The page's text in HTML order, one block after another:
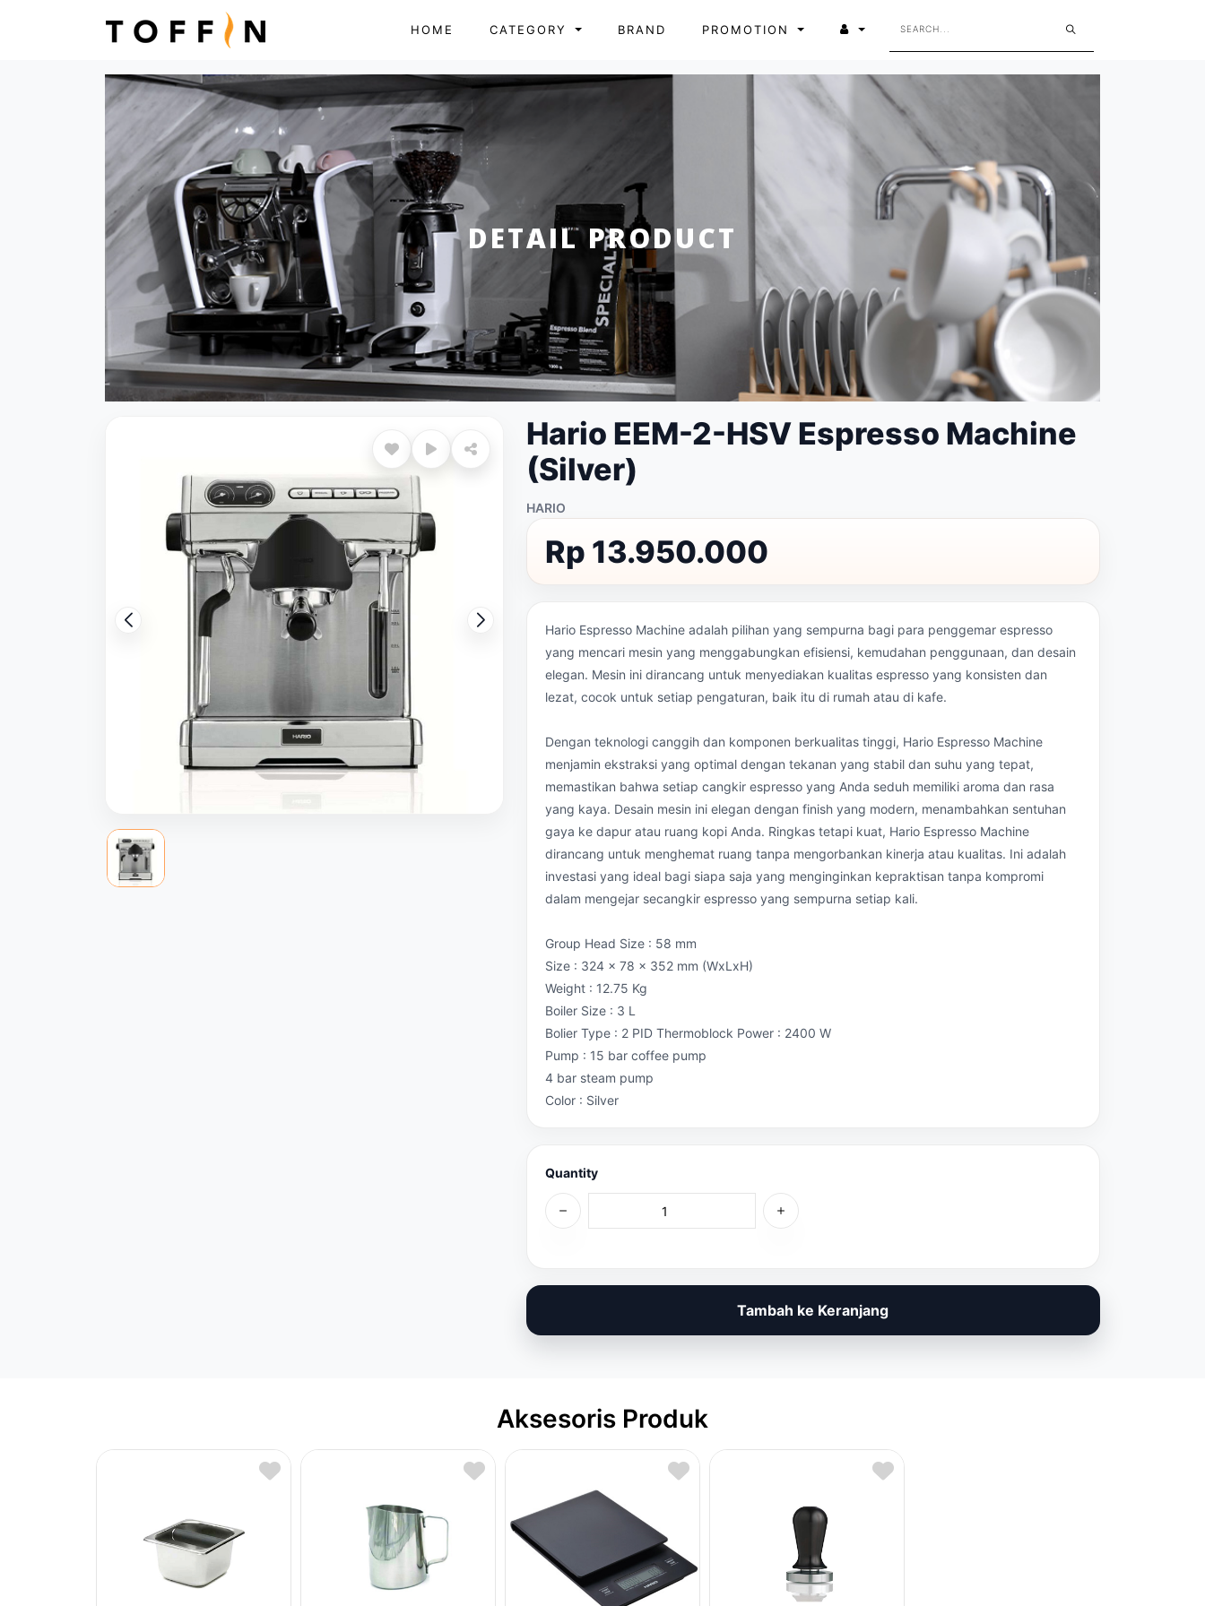
HOME CATEGORY BRAND PROMOTION
DETAIL PRODUCT
Hario EEM-2-HSV Espresso Machine
(Silver)
HARIO
Rp 13.950.000
Hario Espresso Machine adalah pilihan yang sempurna bagi para penggemar espresso
yang mencari mesin yang menggabungkan efisiensi, kemudahan penggunaan, dan desain
elegan. Mesin ini dirancang untuk menyediakan kualitas espresso yang konsisten dan
lezat, cocok untuk setiap pengaturan, baik itu di rumah atau di kafe.
Dengan teknologi canggih dan komponen berkualitas tinggi, Hario Espresso Machine
menjamin ekstraksi yang optimal dengan tekanan yang stabil dan suhu yang tepat,
memastikan bahwa setiap cangkir espresso yang Anda seduh memiliki aroma dan rasa
yang kaya. Desain mesin ini elegan dengan finish yang modern, menambahkan sentuhan
gaya ke dapur atau ruang kopi Anda. Ringkas tetapi kuat, Hario Espresso Machine
dirancang untuk menghemat ruang tanpa mengorbankan kinerja atau kualitas. Ini adalah
investasi yang ideal bagi siapa saja yang menginginkan kepraktisan tanpa kompromi
dalam mengejar secangkir espresso yang sempurna setiap kali.
Group Head Size : 58 mm
Size : 324 x 78 x 352 mm (WxLxH)
Weight : 12.75 Kg
Boiler Size : 3 L
Bolier Type : 2 PID Thermoblock Power : 2400 W
Pump : 15 bar coffee pump
4 bar steam pump
Color : Silver
Quantity
Tambah ke Keranjang
Aksesoris Produk